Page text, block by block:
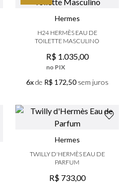
Hermes
H24 HERMÈS EAU DE
TOILETTE MASCULINO
R$ 1 035,00
no PIX
6xde R$ 172,50sem juros
Hermes
TWILLY D'HERMÈS EAU DE
PARFUM
R$ 733,00